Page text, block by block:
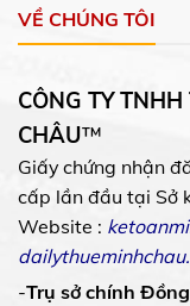
VỀ CHÚNG TÔI
CÔNG TY
CHÂU™
Giấy chứng nhận
cấp lần đầu tại Sở
Website :
-Trụ sở chính